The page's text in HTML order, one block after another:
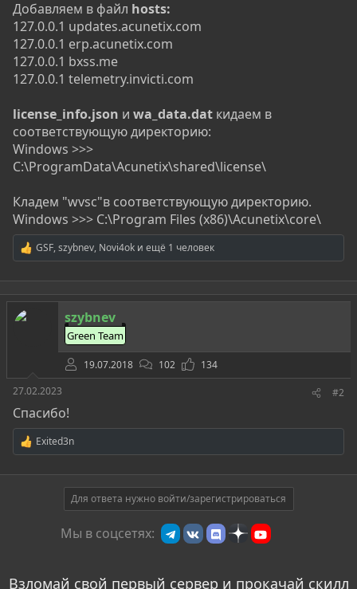
Добавляем в файл hosts:
127.0.0.1 updates.acunetix.com
127.0.0.1 erp.acunetix.com
127.0.0.1 bxss.me
127.0.0.1 telemetry.invicti.com
license_info.json и wa_data.dat кидаем в
соответствующую директорию:
Windows >>>
C:\ProgramData\Acunetix\shared\license\
Кладем "wvsc"в соответствующую директорию.
Windows >>> C:\Program Files (x86)\Acunetix\core\
Р
е
а
ц
и
GSF,szybnev, Novi4ok и ещё 1 человек
szybnev
Green Team
19.07.2018 102
134
27.02.2023
#2
Спасибо!
Р
е
а
Exited3n
Для ответа нужно войти/зарегистрироваться
Мы в соцсетях:
Взломай свой первый сервер и прокачай скилл